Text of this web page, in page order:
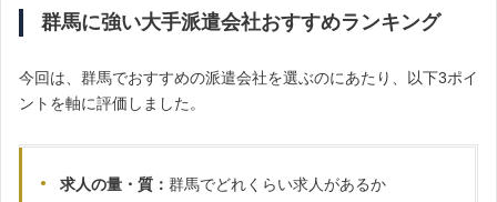
群馬に強い大手派遣会社おすすめランキング
今回は、群馬でおすすめの派遣会社を選ぶのにあたり、以下3ポイ
ントを軸に評価しました。
求人の量・質： 群馬でどれくらい求人があるか